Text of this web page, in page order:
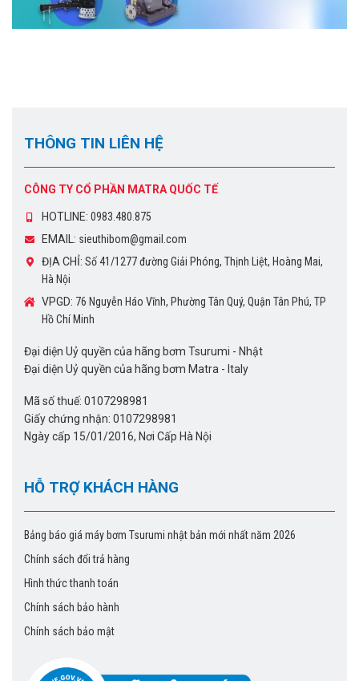
THÔNG TIN LIÊN HỆ
CÔNG TY CỔ PHẦN MATRA QUỐC TẾ
HOTLINE: 0983.480.875
EMAIL: sieuthibom@gmail.com
ĐỊA CHỈ: Số 41/1277 đường Giải Phóng, Thịnh Liệt, Hoàng Mai,
Hà Nội
VPGD: 76 Nguyễn Háo Vĩnh, Phường Tân Quý, Quận Tân Phú, TP
Hồ Chí Minh
Đại diện Uỷ quyền của hãng bơm Tsurumi - Nhật
Đại diện Uỷ quyền của hãng bơm Matra - Italy
Mã số thuế: 0107298981
Giấy chứng nhận: 0107298981
Ngày cấp 15/01/2016, Nơi Cấp Hà Nội
HỖ TRỢ KHÁCH HÀNG
Bảng báo giá máy bơm Tsurumi nhật bản mới nhất năm 2026
Chính sách đổi trả hàng
Hình thức thanh toán
Chính sách bảo hành
Chính sách bảo mật